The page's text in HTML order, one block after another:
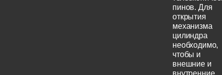
пинов. Для
открытия
механизма
цилиндра
необходимо,
чтобы и
внешние и